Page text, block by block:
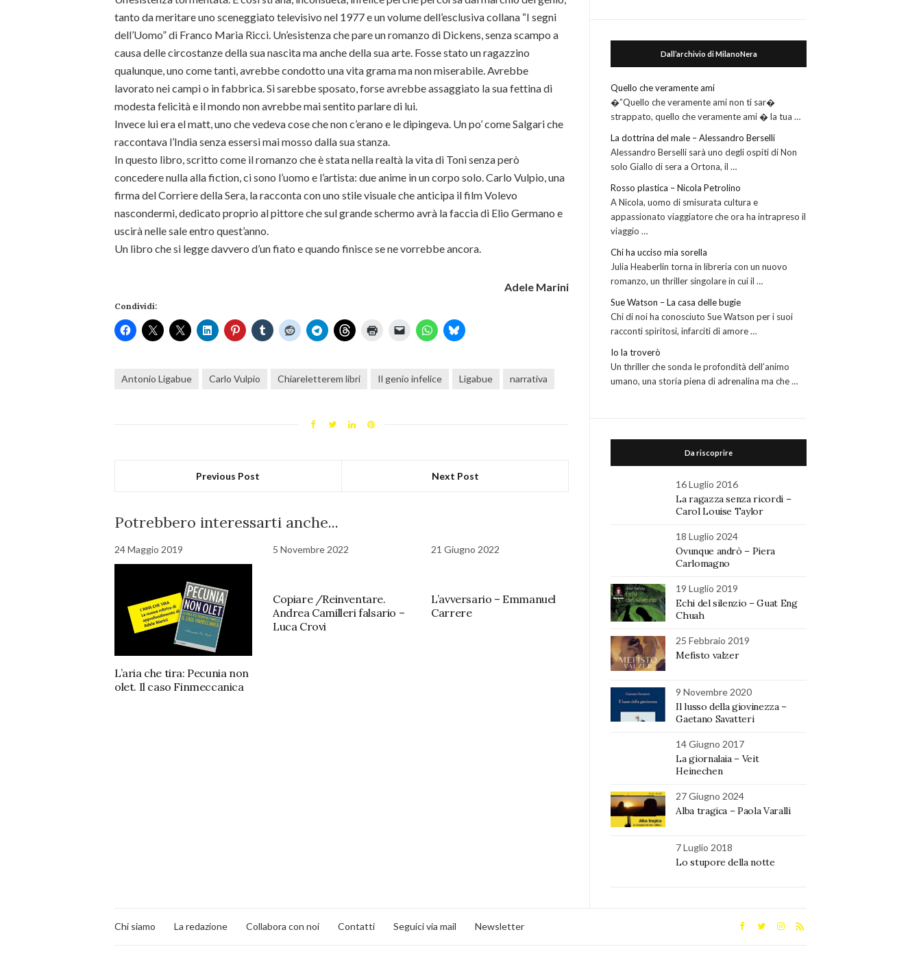
tanto da meritare uno sceneggiato televisivo nel 1977 e un volume dell’esclusiva collana “I segni
dell’Uomo” di Franco Maria Ricci. Un’esistenza che pare un romanzo di Dickens, senza scampo a
causa delle circostanze della sua nascita ma anche della sua arte. Fosse stato un ragazzino
qualunque, uno come tanti, avrebbe condotto una vita grama ma non miserabile. Avrebbe
lavorato nei campi o in fabbrica. Si sarebbe sposato, forse avrebbe assaggiato la sua fettina di
modesta felicità e il mondo non avrebbe mai sentito parlare di lui.
Invece lui era el matt, uno che vedeva cose che non c’erano e le dipingeva. Un po’ come Salgari che
raccontava l’India senza essersi mai mosso dalla sua stanza.
In questo libro, scritto come il romanzo che è stata nella realtà la vita di Toni senza però
concedere nulla alla fiction, ci sono l’uomo e l’artista: due anime in un corpo solo. Carlo Vulpio, una
firma del Corriere della Sera, la racconta con uno stile visuale che anticipa il film Volevo
nascondermi, dedicato proprio al pittore che sul grande schermo avrà la faccia di Elio Germano e
uscirà nelle sale entro quest’anno.
Un libro che si legge davvero d’un fiato e quando finisce se ne vorrebbe ancora.
Adele Marini
Condividi:
Antonio Ligabue Carlo Vulpio Chiareletterem libri Il genio infelice Ligabue narrativa
Previous Post Next Post
Potrebbero interessarti anche...
24 Maggio 2019
L’aria che tira: Pecunia non
olet. Il caso Finmeccanica
5 Novembre 2022
Copiare /Reinventare.
Andrea Camilleri falsario –
Luca Crovi
21 Giugno 2022
L’avversario – Emmanuel
Carrere
Dall’archivio di MilanoNera
Quello che veramente ami
�”Quello che veramente ami non ti sar�
strappato, quello che veramente ami � la tua …
La dottrina del male – Alessandro Berselli
Alessandro Berselli sarà uno degli ospiti di Non
solo Giallo di sera a Ortona, il …
Rosso plastica – Nicola Petrolino
A Nicola, uomo di smisurata cultura e
appassionato viaggiatore che ora ha intrapreso il
viaggio …
Chi ha ucciso mia sorella
Julia Heaberlin torna in libreria con un nuovo
romanzo, un thriller singolare in cui il …
Sue Watson – La casa delle bugie
Chi di noi ha conosciuto Sue Watson per i suoi
racconti spiritosi, infarciti di amore …
Io la troverò
Un thriller che sonda le profondità dell’animo
umano, una storia piena di adrenalina ma che …
Da riscoprire
16 Luglio 2016
La ragazza senza ricordi –
Carol Louise Taylor
18 Luglio 2024
Ovunque andrò – Piera
Carlomagno
19 Luglio 2019
Echi del silenzio – Guat Eng
Chuah
25 Febbraio 2019
Mefisto valzer
9 Novembre 2020
Il lusso della giovinezza –
Gaetano Savatteri
14 Giugno 2017
La giornalaia – Veit
Heinechen
27 Giugno 2024
Alba tragica – Paola Varalli
7 Luglio 2018
Lo stupore della notte
Chi siamo La redazione Collabora con noi Contatti Seguici via mail Newsletter